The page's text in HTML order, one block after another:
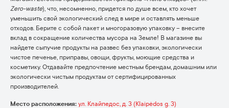
Zero-waste), что, несомненно, придется по душе всем, кто хочет
уменьшить свой экологический след в мире и оставлять меньше
отходов. Берите с собой пакет и многоразовую упаковку – внесите
вклад в сокращение количества мусора на Земле! В магазине вы
найдете сыпучие продукты на развес без упаковки, экологически
чистое печенье, приправы, овощи, фрукты, моющие средства и
косметику. Отдавайте предпочтение местным брендам, домашним или
экологически чистым продуктам от сертифицированных
производителей.
Место расположения: ул. Клайпедос, д. 3 (Klaipėdos g. 3)